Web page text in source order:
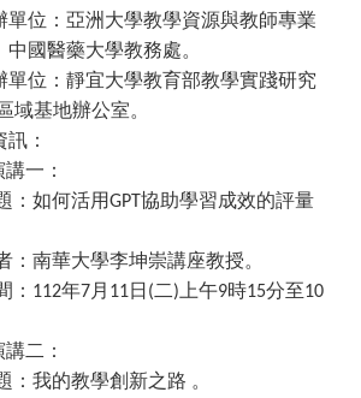
單位：亞洲大學教學資源與教師專業
國醫藥大學教務處。
單位：靜宜大學教育部教學實踐研究
域基地辦公室。
：
一：
：如何活用GPT 協助學習成效的評量
：南華大學李坤崇講座教授。
： 112年7月 11日 (二) 上午9時15分至10
二：
：我的教學創新之路 。